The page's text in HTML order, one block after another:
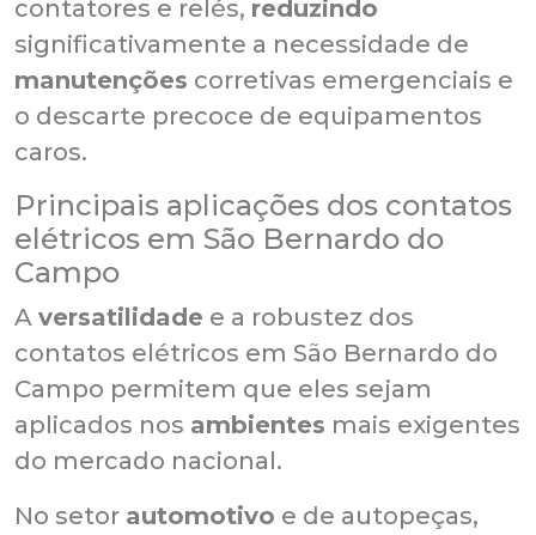
contatores e relés, reduzindo
significativamente a necessidade de
manutenções corretivas emergenciais e
o descarte precoce de equipamentos
caros.
Principais aplicações dos contatos
elétricos em São Bernardo do
Campo
A versatilidade e a robustez dos
contatos elétricos em São Bernardo do
Campo permitem que eles sejam
aplicados nos ambientes mais exigentes
do mercado nacional.
No setor automotivo e de autopeças,